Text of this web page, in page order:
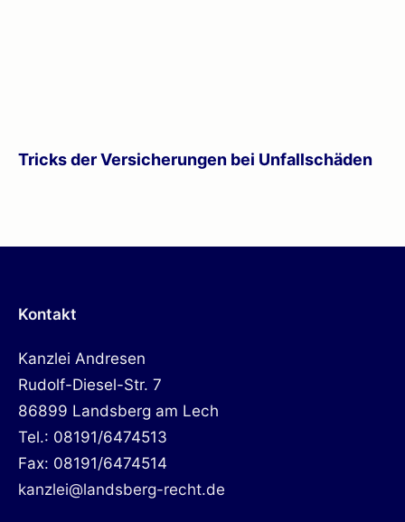
Tricks der Versicherungen bei Unfallschäden
Kontakt
Kanzlei Andresen
Rudolf-Diesel-Str. 7
86899 Landsberg am Lech
Tel.: 08191/6474513
Fax: 08191/6474514
kanzlei@landsberg-recht.de